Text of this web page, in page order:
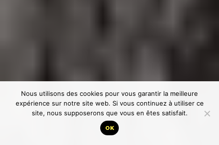
Nous utilisons des cookies pour vous garantir la meilleure
expérience sur notre site web. Si vous continuez à utiliser ce
site, nous supposerons que vous en êtes satisfait.
OK